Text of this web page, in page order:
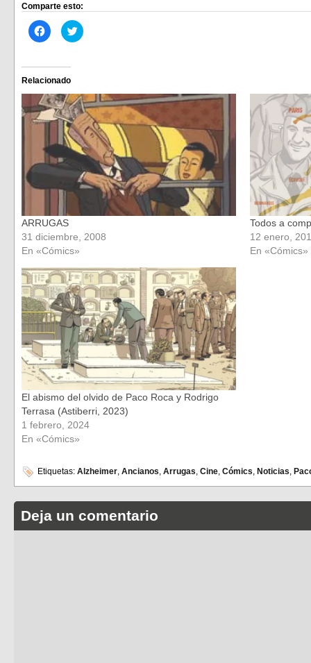
Comparte esto:
Haz
clic
Facebook
(Se
abre
en
una
ventana
nueva)
Haz
clic
en
una
ventana
nueva)
Relacionado
ARRUGAS
31 diciembre, 2008
En «Cómics»
Todos a
12 enero,
En «Cómics»
El abismo del olvido de Paco Roca y Rodrigo
Terrasa (Astiberri, 2023)
1 febrero, 2024
En «Cómics»
Etiquetas: Alzheimer, Ancianos, Arrugas, Cine, Cómics, Noticias,
Deja un comentario